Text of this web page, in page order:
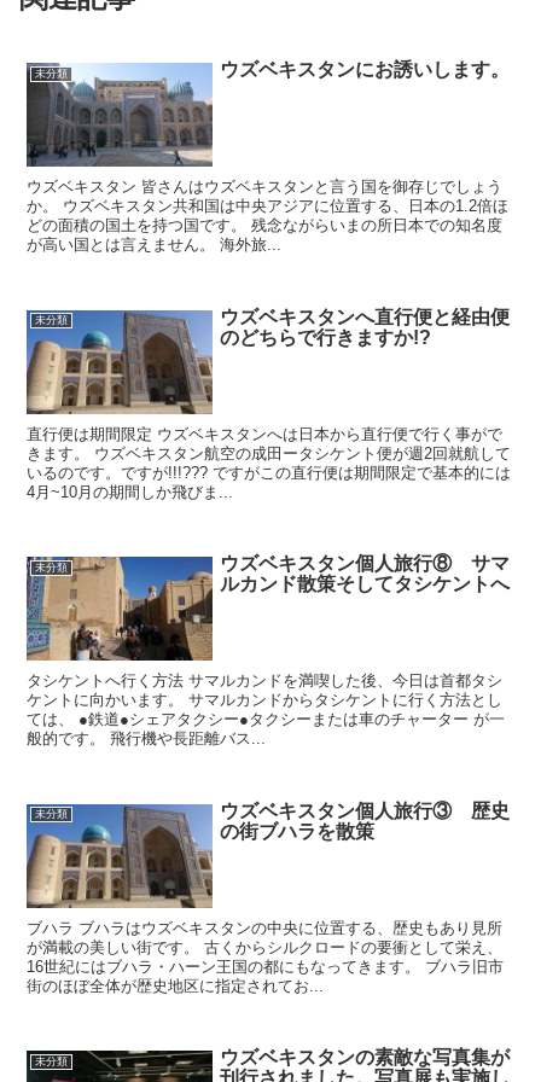
未分類 ウズベキスタンにお誘いします。
ウズベキスタン 皆さんはウズベキスタンと言う国を御存じでしょう
か。 ウズベキスタン共和国は中央アジアに位置する、日本の1.2倍ほ
どの面積の国土を持つ国です。 残念ながらいまの所日本での知名度
が高い国とは言えません。 海外旅...
未分類
ウズベキスタンへ直行便と経由便
のどちらで行きますか!?
直行便は期間限定 ウズベキスタンへは日本から直行便で行く事がで
きます。 ウズベキスタン航空の成田ータシケント便が週2回就航して
いるのです。ですが!!!??? ですがこの直行便は期間限定で基本的には
4月~10月の期間しか飛びま...
未分類
ウズベキスタン個人旅行⑧ サマ
ルカンド散策そしてタシケントへ
タシケントへ行く方法 サマルカンドを満喫した後、今日は首都タシ
ケントに向かいます。 サマルカンドからタシケントに行く方法とし
ては、 ●鉄道●シェアタクシー●タクシーまたは車のチャーター が一
般的です。 飛行機や長距離バス...
未分類
ウズベキスタン個人旅行③ 歴史
の街ブハラを散策
ブハラ ブハラはウズベキスタンの中央に位置する、歴史もあり見所
が満載の美しい街です。 古くからシルクロードの要衝として栄え、
16世紀にはブハラ・ハーン王国の都にもなってきます。 ブハラ旧市
街のほぼ全体が歴史地区に指定されてお...
未分類
ウズベキスタンの素敵な写真集が
刊行されました。写真展も実施し